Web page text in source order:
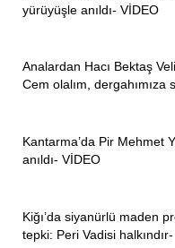
yürüyüşle anıldı- VİDEO
Analardan Hacı Bektaş
Cem olalım, dergahımıza
Kantarma’da Pir Mehmet
anıldı- VİDEO
Kiğı’da siyanürlü maden
tepki: Peri Vadisi